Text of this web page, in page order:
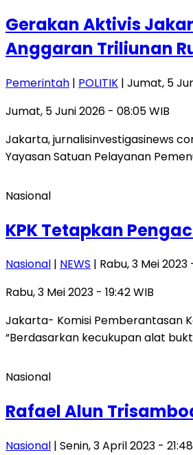
Gerakan Aktivis
Anggaran Triliunan
Pemerintah | POLITIK | Jumat, 5
Jumat, 5 Juni 2026 - 08:05 WIB
Jakarta, jurnalisinvestigasinews
Yayasan Satuan Pelayanan
Nasional
KPK Tetapkan
Nasional | NEWS | Rabu, 3 Mei 2023
Rabu, 3 Mei 2023 - 19:42 WIB
Jakarta- Komisi Pemberantasan
“Berdasarkan kecukupan alat
Nasional
Rafael Alun
Nasional | Senin, 3 April 2023 -